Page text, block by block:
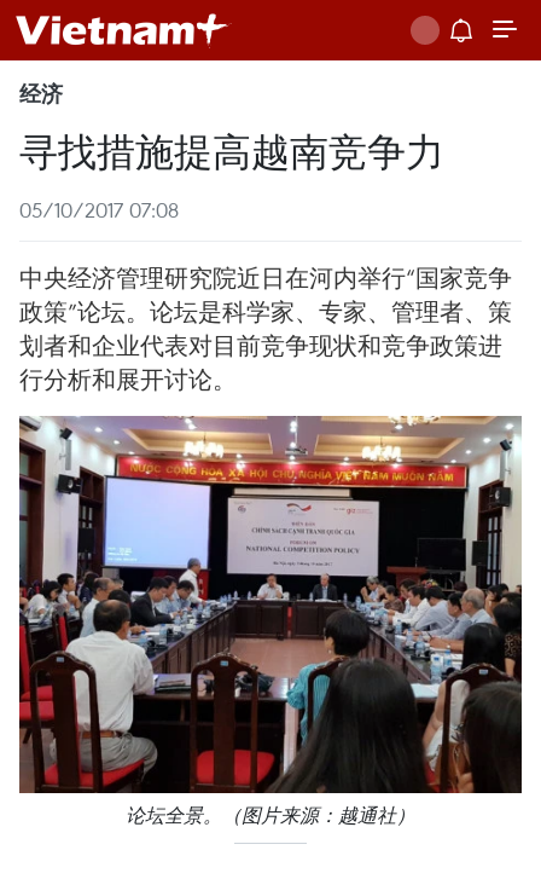
经济
寻找措施提高越南竞争力
05/10/2017 07:08
中央经济管理研究院近日在河内举行“国家竞争
政策”论坛。论坛是科学家、专家、管理者、策
划者和企业代表对目前竞争现状和竞争政策进
行分析和展开讨论。
论坛全景。（图片来源：越通社）